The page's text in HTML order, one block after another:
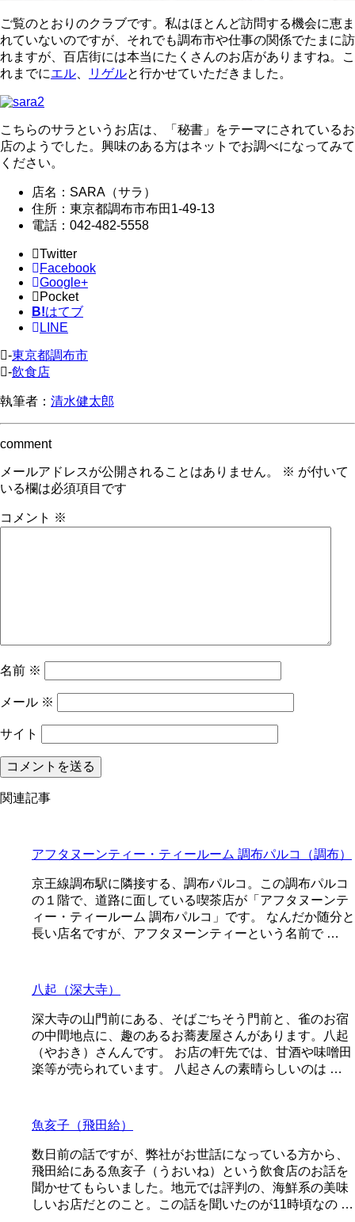
ご覧のとおりのクラブです。私はほとんど訪問する機会に恵ま
れていないのですが、それでも調布市や仕事の関係でたまに訪
れますが、百店街には本当にたくさんのお店がありますね。こ
れまでにエル リゲルと行かせていただきました。
こちらのサラというお店は、「秘書」をテーマにされているお
店のようでした。興味のある方はネットでお調べになってみて
ください。
店名：SARA（サラ）
住所：東京都調布市布田1-49-13
電話：042-482-5558
Twitter
Facebook
Google+
Pocket
B!はてブ
LINE
-東京都調布市
-飲食店
執筆者： 清水健太郎
comment
メールアドレスが公開されることはありません。 ※ が付いて
いる欄は必須項目です
コメント ※
名前 ※
メール ※
サイト
関連記事
アフタヌーンティー・ティールーム 調布パルコ（調布）
京王線調布駅に隣接する、調布パルコ。この調布パルコ
の１階で、道路に面している喫茶店が「アフタヌーンテ
ィー・ティールーム 調布パルコ」です。 なんだか随分と
長い店名ですが、アフタヌーンティーという名前で …
八起（深大寺）
深大寺の山門前にある、そばごちそう門前と、雀のお宿
の中間地点に、趣のあるお蕎麦屋さんがあります。八起
（やおき）さんんです。 お店の軒先では、甘酒や味噌田
楽等が売られています。 八起さんの素晴らしいのは …
魚亥子（飛田給）
数日前の話ですが、弊社がお世話になっている方から、
飛田給にある魚亥子（うおいね）という飲食店のお話を
聞かせてもらいました。地元では評判の、海鮮系の美味
しいお店だとのこと。この話を聞いたのが11時頃なの …